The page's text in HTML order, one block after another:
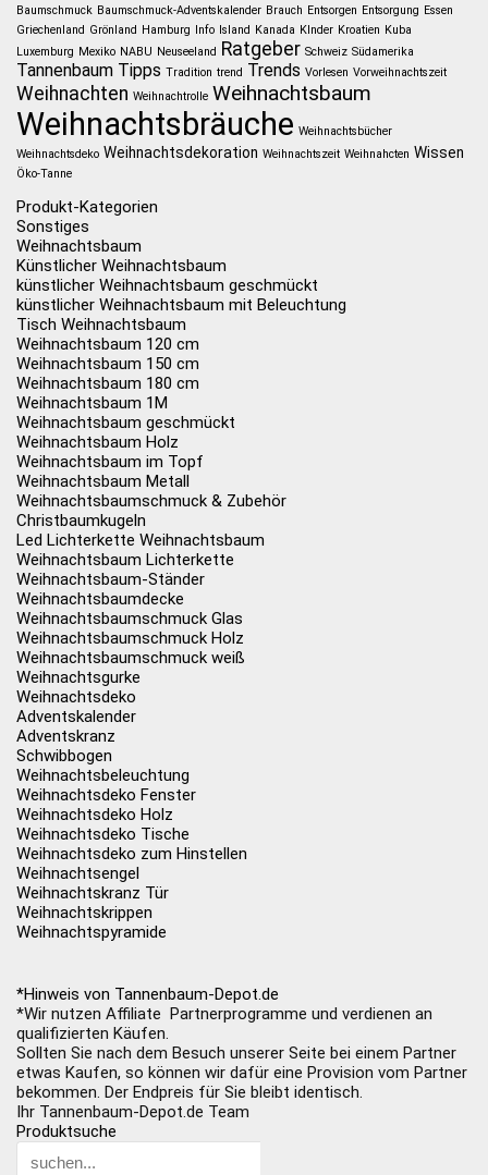
Baumschmuck Baumschmuck-Adventskalender Brauch Entsorgen Entsorgung Essen
Griechenland Grönland Hamburg Info Island Kanada KInder Kroatien Kuba
Luxemburg Mexiko NABU Neuseeland Ratgeber Schweiz Südamerika
Tannenbaum Tipps Tradition trend Trends Vorlesen Vorweihnachtszeit
Weihnachten Weihnachtrolle Weihnachtsbaum
Weihnachtsbräuche Weihnachtsbücher
Weihnachtsdeko Weihnachtsdekoration Weihnachtszeit Weihnahcten Wissen
Öko-Tanne
Produkt-Kategorien
Sonstiges
Weihnachtsbaum
Künstlicher Weihnachtsbaum
künstlicher Weihnachtsbaum geschmückt
künstlicher Weihnachtsbaum mit Beleuchtung
Tisch Weihnachtsbaum
Weihnachtsbaum 120 cm
Weihnachtsbaum 150 cm
Weihnachtsbaum 180 cm
Weihnachtsbaum 1M
Weihnachtsbaum geschmückt
Weihnachtsbaum Holz
Weihnachtsbaum im Topf
Weihnachtsbaum Metall
Weihnachtsbaumschmuck & Zubehör
Christbaumkugeln
Led Lichterkette Weihnachtsbaum
Weihnachtsbaum Lichterkette
Weihnachtsbaum-Ständer
Weihnachtsbaumdecke
Weihnachtsbaumschmuck Glas
Weihnachtsbaumschmuck Holz
Weihnachtsbaumschmuck weiß
Weihnachtsgurke
Weihnachtsdeko
Adventskalender
Adventskranz
Schwibbogen
Weihnachtsbeleuchtung
Weihnachtsdeko Fenster
Weihnachtsdeko Holz
Weihnachtsdeko Tische
Weihnachtsdeko zum Hinstellen
Weihnachtsengel
Weihnachtskranz Tür
Weihnachtskrippen
Weihnachtspyramide
*Hinweis von Tannenbaum-Depot.de
*Wir nutzen Affiliate Partnerprogramme und verdienen an
qualifizierten Käufen.
Sollten Sie nach dem Besuch unserer Seite bei einem Partner
etwas Kaufen, so können wir dafür eine Provision vom Partner
bekommen. Der Endpreis für Sie bleibt identisch.
Ihr Tannenbaum-Depot.de Team
Produktsuche